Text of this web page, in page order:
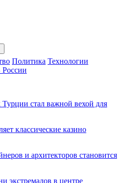
Политика Технологии
стал важной вехой для
классические казино
и архитекторов становится
экстремалов в центре